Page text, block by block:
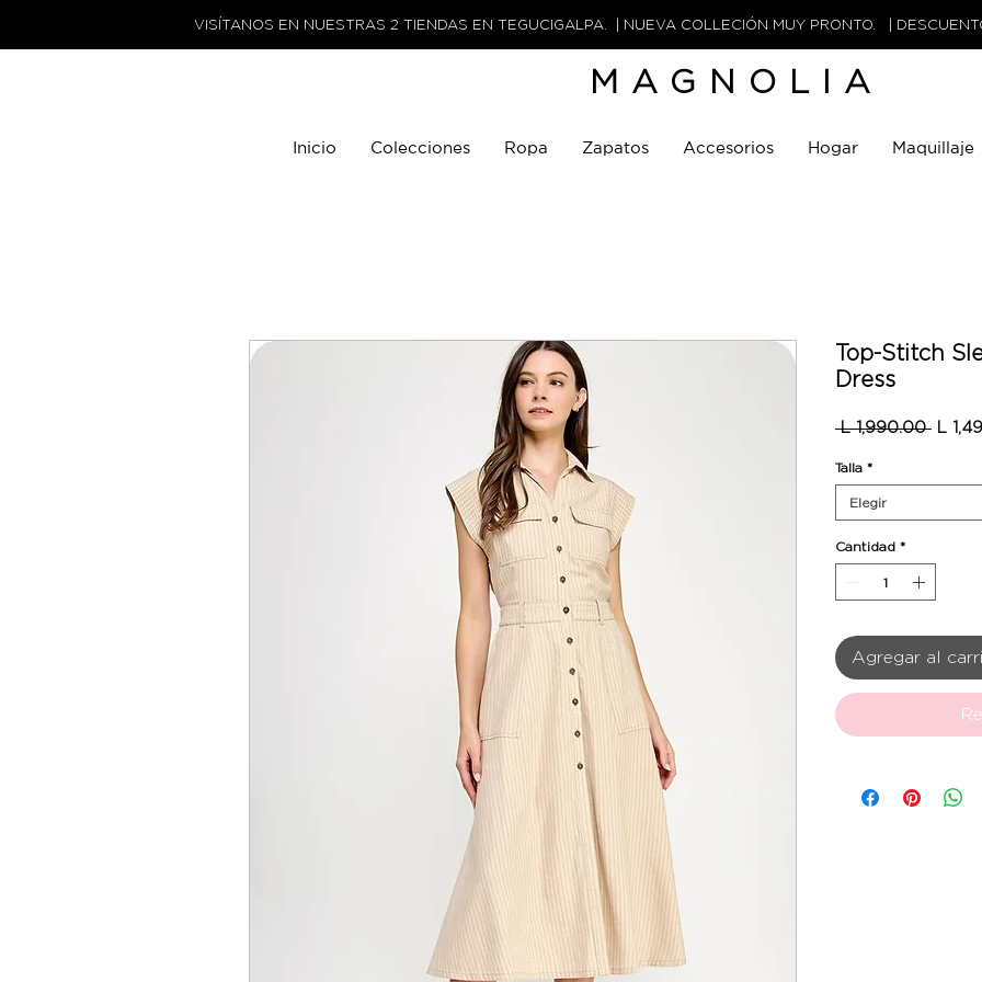
VISÍTANOS EN NUESTRAS 2 TIENDAS EN TEGUCIGALPA. | NUEVA COLLECIÓN MUY PRONTO. |
MAGNOLIA
Inicio Colecciones Ropa Zapatos Accesorios Hogar Maquillaje
Top-Stitch
Dress
L 1,990.00 Precio
L
Talla *
Elegir
Cantidad *
Agregar al